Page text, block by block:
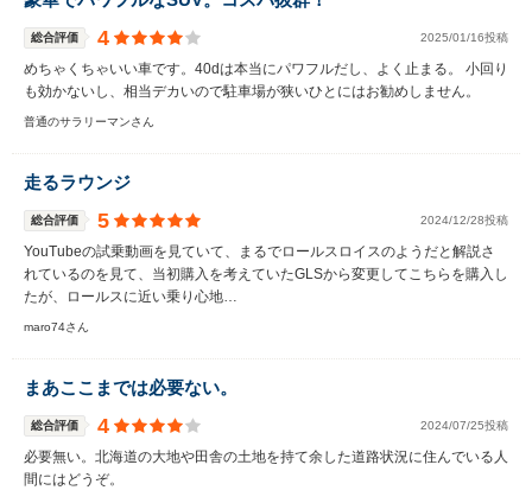
総合評価 4 2025/01/16投稿
めちゃくちゃいい車です。40dは本当にパワフルだし、よく止まる。 小回り
も効かないし、相当デカいので駐車場が狭いひとにはお勧めしません。
普通のサラリーマンさん
走るラウンジ
総合評価 5 2024/12/28投稿
YouTubeの試乗動画を見ていて、まるでロールスロイスのようだと解説さ
れているのを見て、当初購入を考えていたGLSから変更してこちらを購入し
たが、ロールスに近い乗り心地…
maro74さん
まあここまでは必要ない。
総合評価 4 2024/07/25投稿
必要無い。北海道の大地や田舎の土地を持て余した道路状況に住んでいる人
間にはどうぞ。